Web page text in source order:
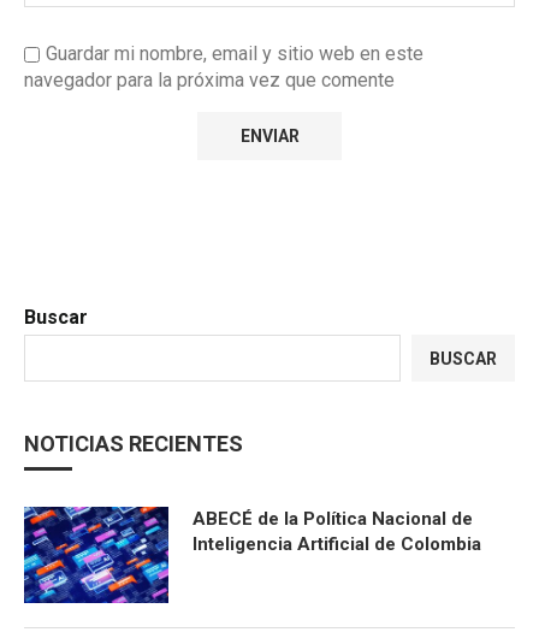
Guardar mi nombre, email y sitio web en este
navegador para la próxima vez que comente
Buscar
BUSCAR
NOTICIAS RECIENTES
ABECÉ de la Política Nacional de
Inteligencia Artificial de Colombia